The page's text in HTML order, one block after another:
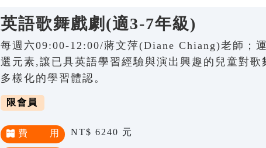
英語歌舞戲劇(適3-7年級)
每週六09:00-12:00/蔣文萍(Diane Chiang)老師；
選元素,讓已具英語學習經驗與演出興趣的兒童對歌
多樣化的學習體認。
限會員
費 用
NT$ 6240 元